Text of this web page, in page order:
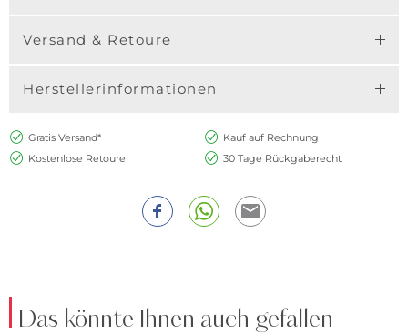
Versand & Retoure
Herstellerinformationen
Gratis Versand*
Kauf auf Rechnung
Kostenlose Retoure
30 Tage Rückgaberecht
Das könnte Ihnen auch gefallen